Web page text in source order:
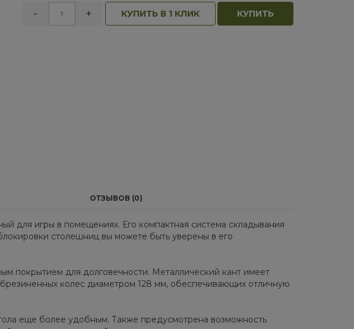
- + КУПИТЬ В 1 КЛИК КУПИТЬ
ОТЗЫВОВ (0)
для игры в помещениях. Его компактная система складывания
столешниц вы можете быть уверены в его
покрытием для долговечности. Металлический кант имеет
колес диаметром 128 мм, обеспечивающих отличную
еще более удобным. Также предусмотрена возможность